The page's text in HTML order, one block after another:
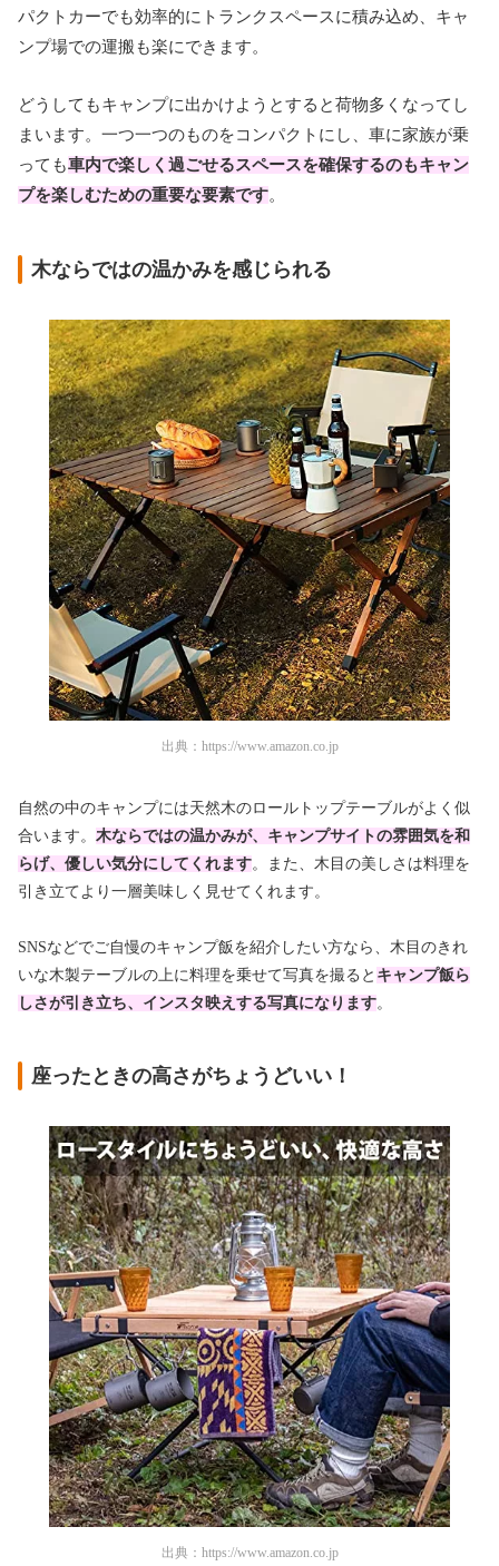
パクトカーでも効率的に トランクスペースに積み込め、キャ
ンプ場での運搬も楽にできます。
どうしてもキャンプに出かけようとすると荷物多くなってし
まいます。一つ一つのものをコンパクトにし、車に家族が乗
っても車内で楽しく過ごせるスペースを確保するのもキャン
プを楽しむための重要な要素です。
木ならではの温かみを感じられる
出典： https://www.amazon.co.jp
自然の中のキャンプには天然木のロールトップテーブルがよく似
合います。 木ならではの温かみが、キャンプサイトの雰囲気を和
らげ、優しい気分にしてくれます。また、木目の美しさは料理を
引き立てより一層美味しく見せてくれます。
SNSなどでご自慢のキャンプ飯を紹介したい方なら、木目のきれ
いな木製テーブルの上に料理を乗せて写真を撮ると キャンプ飯ら
しさが引き立ち、インスタ映えする写真になります。
座ったときの高さがちょうどいい！
出典： https://www.amazon.co.jp